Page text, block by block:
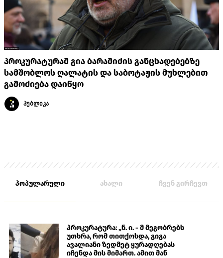
პროკურატურამ გია ბარამიძის განცხადებებზე
სამშობლოს ღალატის და საბოტაჟის მუხლებით
გამოძიება დაიწყო
პუბლიკა
პოპულარული ახალი ჩვენ გირჩევთ
პროკურატურა: „ნ. ი. - მ მეგობრებს
უთხრა, რომ თითქოსდა, გიგა
ავალიანი ზედმეტ ყურადღებას
იჩენდა მის მიმართ. ამით მან